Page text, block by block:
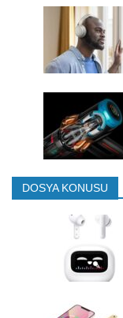
DOSYA KONUSU